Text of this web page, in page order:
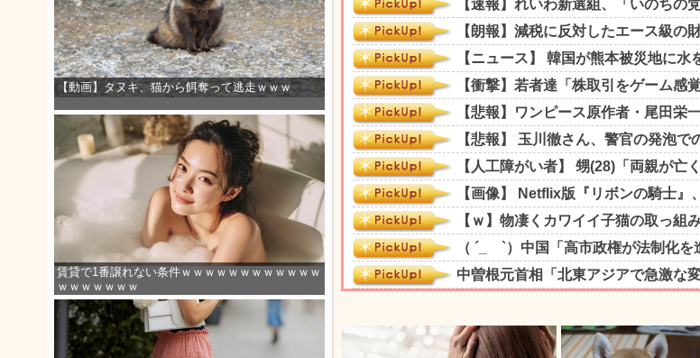
【動画】タヌキ、猫から餌奪って逃走ｗｗｗ
賃貸で1番譲れない条件ｗｗｗｗｗｗｗｗｗｗｗｗ
ｗｗｗｗｗｗｗ